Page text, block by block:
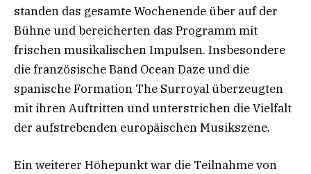
standen das gesamte Wochenende über auf der
Bühne und bereicherten das Programm mit
frischen musikalischen Impulsen. Insbesondere
die französische Band Ocean Daze und die
spanische Formation The Surroyal überzeugten
mit ihren Auftritten und unterstrichen die Vielfalt
der aufstrebenden europäischen Musikszene.
Ein weiterer Höhepunkt war die Teilnahme von